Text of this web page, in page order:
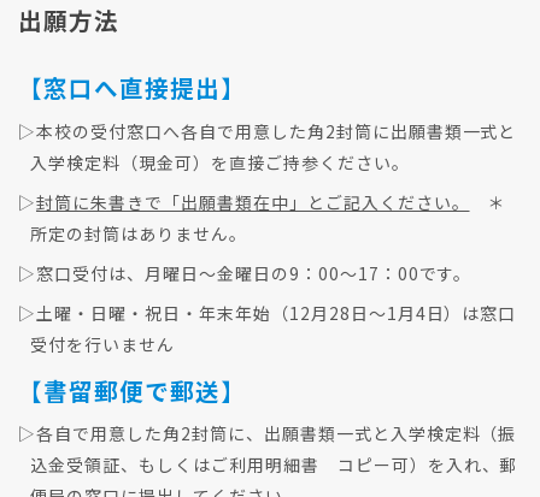
出願方法
【窓口へ直接提出】
▷本校の受付窓口へ各自で用意した角2封筒に出願書類一式と
入学検定料（現金可）を直接ご持参ください。
▷封筒に朱書きで「出願書類在中」とご記入ください。
＊
所定の封筒はありません。
▷窓口受付は、月曜日～金曜日の9：00～17：00です。
▷土曜・日曜・祝日・年末年始（12月28日～1月4日）は窓口
受付を行いません
【書留郵便で郵送】
▷各自で用意した角2封筒に、出願書類一式と入学検定料（振
込金受領証、もしくはご利用明細書 コピー可）を入れ、郵